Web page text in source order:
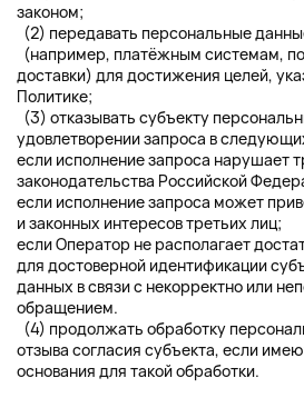
законом;
(2) передавать персональные
(например, платёжным системам,
доставки) для достижения целей,
Политике;
(3) отказывать субъекту
удовлетворении запроса в
если исполнение запроса нарушает
законодательства Российской
если исполнение запроса может
и законных интересов третьих лиц;
если Оператор не располагает
для достоверной идентификации
данных в связи с некорректно или
обращением.
(4) продолжать обработку
отзыва согласия субъекта, если
основания для такой обработки.